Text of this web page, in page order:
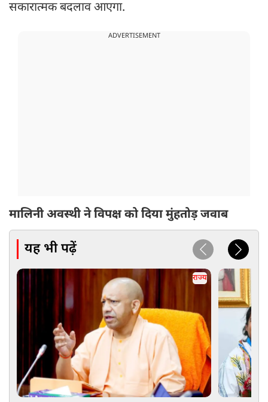
सकारात्मक बदलाव आएगा.
ADVERTISEMENT
मालिनी अवस्थी ने विपक्ष को दिया मुंहतोड़ जवाब
यह भी पढ़ें
राज्य